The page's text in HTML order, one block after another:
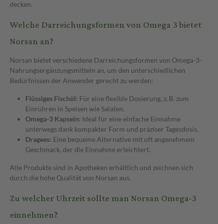
decken.
Welche Darreichungsformen von Omega 3 bietet
Norsan an?
Norsan bietet verschiedene Darreichungsformen von Omega-3-
Nahrungsergänzungsmitteln an, um den unterschiedlichen
Bedürfnissen der Anwender gerecht zu werden:
Flüssiges Fischöl: Für eine flexible Dosierung, z. B. zum
Einrühren in Speisen wie Salaten.
Omega-3 Kapseln: Ideal für eine einfache Einnahme
unterwegs dank kompakter Form und präziser Tagesdosis.
Dragees: Eine bequeme Alternative mit oft angenehmem
Geschmack, der die Einnahme erleichtert.
Alle Produkte sind in Apotheken erhältlich und zeichnen sich
durch die hohe Qualität von Norsan aus.
Zu welcher Uhrzeit sollte man Norsan Omega-3
einnehmen?